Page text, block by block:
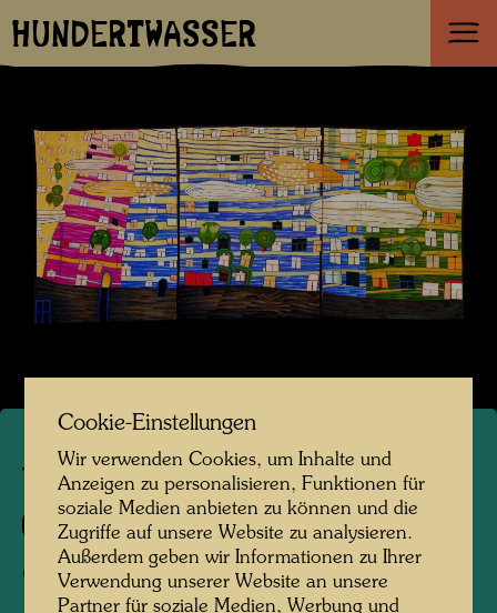
HUNDERTWASSER
TAP 61
777 B
GESANG DER WALE
Cookie-Einstellungen
Wir verwenden Cookies, um Inhalte und
Anzeigen zu personalisieren, Funktionen für
soziale Medien anbieten zu können und die
Zugriffe auf unsere Website zu analysieren.
Außerdem geben wir Informationen zu Ihrer
Verwendung unserer Website an unsere
Partner für soziale Medien, Werbung und